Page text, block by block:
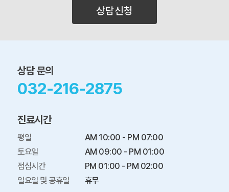
상담신청
상담 문의
032-216-2875
진료시간
평일
토요일
점심시간
일요일 및 공휴일
AM 10:00 - PM 07:00
AM 09:00 - PM 01:00
PM 01:00 - PM 02:00
휴무